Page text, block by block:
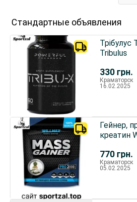
Стандартные объявления
330 грн.
Трібулус
Tribulus
Краматорск
16.02.2025
770 грн.
Гейнер,
креатин
Краматорск
05.02.2025